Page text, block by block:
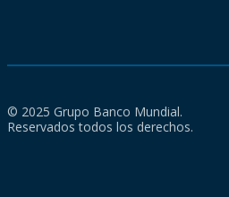
© 2025 Grupo Banco Mundial.
Reservados todos los derechos.